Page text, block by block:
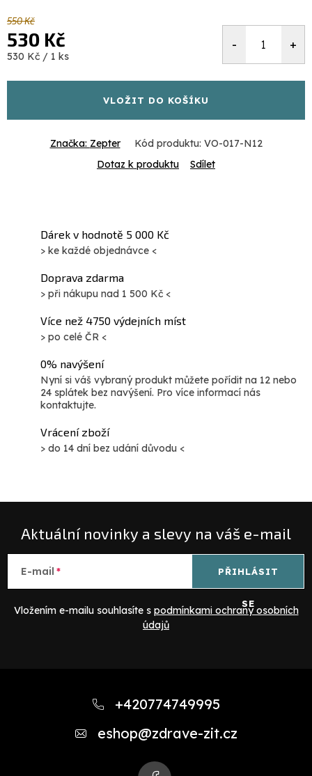
550 Kč
530 Kč
Měrná
530 Kč / 1 ks
VLOŽIT DO KOŠÍKU
Značka: Zepter Kód produktu: VO-017-N12
Dotaz k produktu
Sdílet
Dárek v hodnotě 5 000 Kč
> ke každé objednávce <
Doprava zdarma
> při nákupu nad 1 500 Kč <
Více než 4750 výdejních míst
> po celé ČR <
0% navýšení
Nyní si váš vybraný produkt můžete pořídit na 12 nebo
24 splátek bez navýšení. Pro více informací nás
kontaktujte.
Vrácení zboží
> do 14 dní bez udání důvodu <
Aktuální novinky a slevy na váš e-mail
E-mail
Vložením e-mailu souhlasíte s podmínkami ochrany osobních
údajů
PŘIHLÁSIT
SE
+420774749995
eshop@zdrave-zit.cz